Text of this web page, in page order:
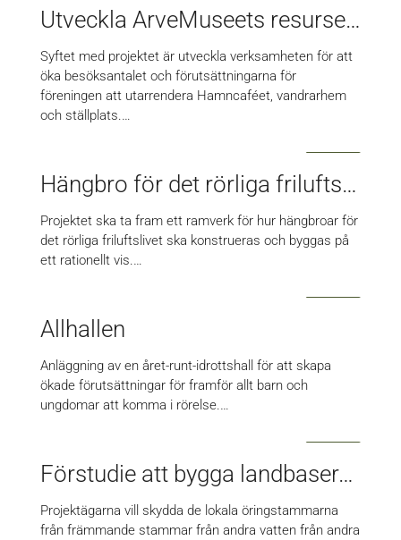
Utveckla ArveMuseets resurser, genom folkbildning och förnyelse
Syftet med projektet är utveckla verksamheten för att
öka besöksantalet och förutsättningarna för
föreningen att utarrendera Hamncaféet, vandrarhem
och ställplats.…
Hängbro för det rörliga friluftslivet
Projektet ska ta fram ett ramverk för hur hängbroar för
det rörliga friluftslivet ska konstrueras och byggas på
ett rationellt vis.…
Allhallen
Anläggning av en året-runt-idrottshall för att skapa
ökade förutsättningar för framför allt barn och
ungdomar att komma i rörelse.…
Förstudie att bygga landbaserad odling av sättfisk
Projektägarna vill skydda de lokala öringstammarna
från främmande stammar från andra vatten från andra